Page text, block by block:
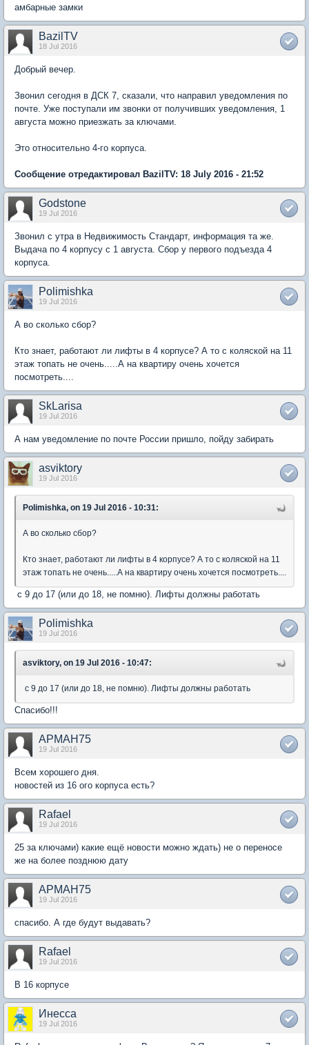
амбарные замки
BazilTV
18 Jul 2016
Добрый вечер.
Звонил сегодня в ДСК 7, сказали, что направил уведомления по
почте. Уже поступали им звонки от получивших уведомления, 1
августа можно приезжать за ключами.
Это относительно 4-го корпуса.
Сообщение отредактировал BazilTV: 18 July 2016 - 21:52
Godstone
19 Jul 2016
Звонил с утра в Недвижимость Стандарт, информация та же.
Выдача по 4 корпусу с 1 августа. Сбор у первого подъезда 4
корпуса.
Polimishka
19 Jul 2016
А во сколько сбор?
Кто знает, работают ли лифты в 4 корпусе? А то с коляской на 11
этаж топать не очень.....А на квартиру очень хочется
посмотреть....
SkLarisa
19 Jul 2016
А нам уведомление по почте России пришло, пойду забирать
asviktory
19 Jul 2016
Polimishka, on 19 Jul 2016 - 10:31:
А во сколько сбор?
Кто знает, работают ли лифты в 4 корпусе? А то с коляской на 11
этаж топать не очень.....А на квартиру очень хочется посмотреть....
с 9 до 17 (или до 18, не помню). Лифты должны работать
Polimishka
19 Jul 2016
asviktory, on 19 Jul 2016 - 10:47:
с 9 до 17 (или до 18, не помню). Лифты должны работать
Спасибо!!!
АРМАН75
19 Jul 2016
Всем хорошего дня.
новостей из 16 ого корпуса есть?
Rafael
19 Jul 2016
25 за ключами) какие ещё новости можно ждать) не о переносе
же на более позднюю дату
АРМАН75
19 Jul 2016
спасибо. А где будут выдавать?
Rafael
19 Jul 2016
В 16 корпусе
Инесса
19 Jul 2016